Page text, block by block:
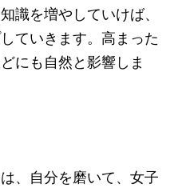
識を増やしていけば、
ていきます。高まった
にも自然と影響しま
、自分を磨いて、女子